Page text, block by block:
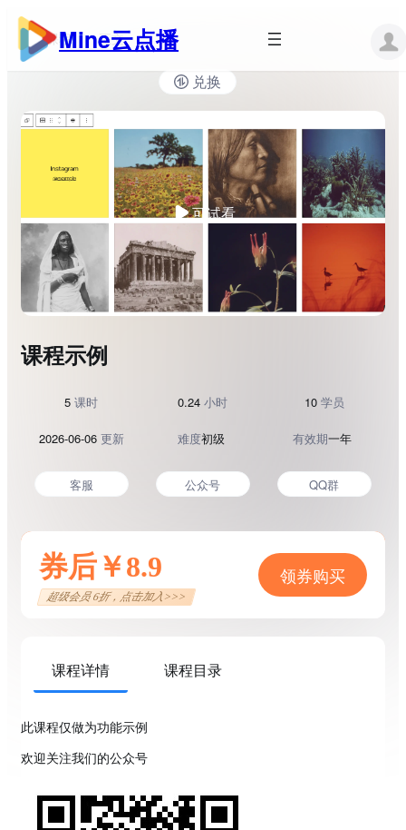
跳
内
Mine云点播
所有课程 正文
兑换
可试看
课程示例
5 课时 0.24 小时 10 学员
2026-06-06 更新 难度初级 有效期一年
客服 公众号 QQ群
券后￥8.9
超级会员 6折，点击加入>>>
领券购买
课程详情 课程目录
此课程仅做为功能示例
欢迎关注我们的公众号